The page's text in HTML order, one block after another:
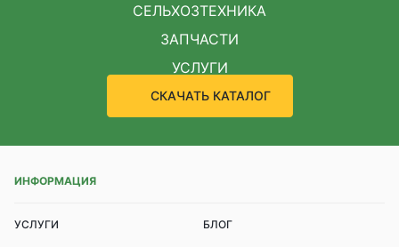
СЕЛЬХОЗТЕХНИКА
ЗАПЧАСТИ
УСЛУГИ
СКАЧАТЬ КАТАЛОГ
ИНФОРМАЦИЯ
УСЛУГИ БЛОГ